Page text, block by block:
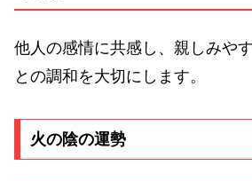
他人の感情に共感し、親しみや
との調和を大切にします。
火の陰の運勢